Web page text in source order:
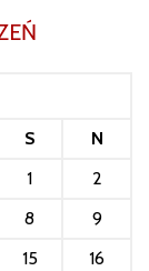
S
N
1
2
8
9
15
16